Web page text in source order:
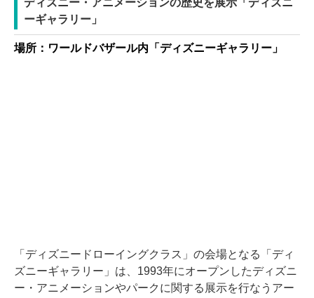
ディズニー・アニメーションの歴史を展示「ディズニ
ーギャラリー」
場所：ワールドバザール内「ディズニーギャラリー」
「ディズニードローイングクラス」の会場となる「ディ
ズニーギャラリー」は、1993年にオープンしたディズニ
ー・アニメーションやパークに関する展示を行なうアー